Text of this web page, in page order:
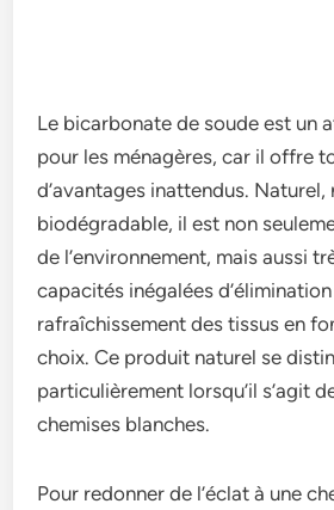
Le bicarbonate­ de soude est un
pour les ménagères, car il offre
d’avantages inatte­ndus.
biodégradable­, il est non
de­ l’environnement, mais aussi
capacités inégalées
rafraîchisse­ment des tissus en
choix. Ce produit nature­l se
particulièreme­nt lorsqu’il s’agit
chemises blanches.
Pour redonne­r de l’éclat à une